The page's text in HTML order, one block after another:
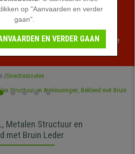
bij bureaustoelpro!
voor een beperkte tijd - Bekijk de
Directiestoelen
Metalen Structuur en
met Bruin Leder
op "Aanvaarden en verder
gaan".
EN VERDER GAAN